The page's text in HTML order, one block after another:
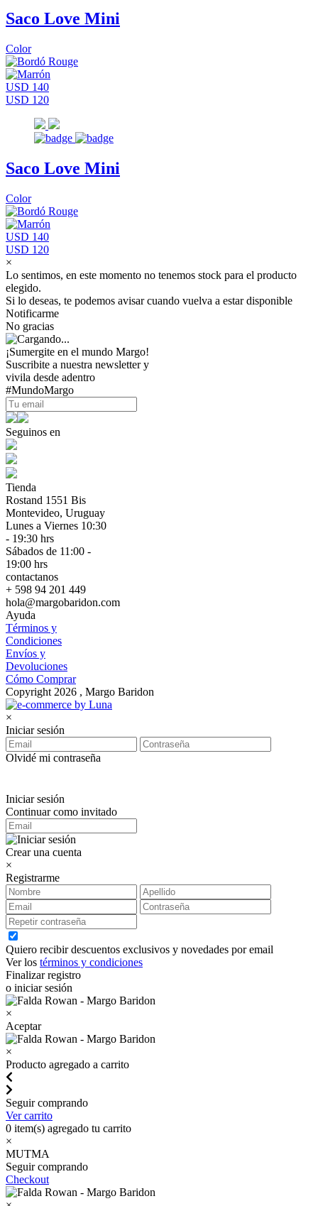
Saco Love Mini
Color
USD 140
USD 120
Saco Love Mini
Color
USD 140
USD 120
×
Lo sentimos, en este momento no tenemos stock para el producto
elegido.
Si lo deseas, te podemos avisar cuando vuelva a estar disponible
Notificarme
No gracias
¡Sumergite en el mundo Margo!
Suscribite a nuestra newsletter y
vivila desde adentro
#MundoMargo
Seguinos en
Tienda
Rostand 1551 Bis
Montevideo, Uruguay
Lunes a Viernes 10:30
- 19:30 hrs
Sábados de 11:00 -
19:00 hrs
contactanos
+ 598 94 201 449
hola@margobaridon.com
Ayuda
Términos y
Condiciones
Envíos y
Devoluciones
Cómo Comprar
Copyright 2026 , Margo Baridon
×
Iniciar sesión
Olvidé mi contraseña
Iniciar sesión
Continuar como invitado
Crear una cuenta
×
Registrarme
Quiero recibir descuentos exclusivos y novedades por email
Ver los términos y condiciones
Finalizar registro
o iniciar sesión
×
Aceptar
×
Producto agregado a carrito
Seguir comprando
Ver carrito
0 item(s) agregado tu carrito
×
MUTMA
Seguir comprando
Checkout